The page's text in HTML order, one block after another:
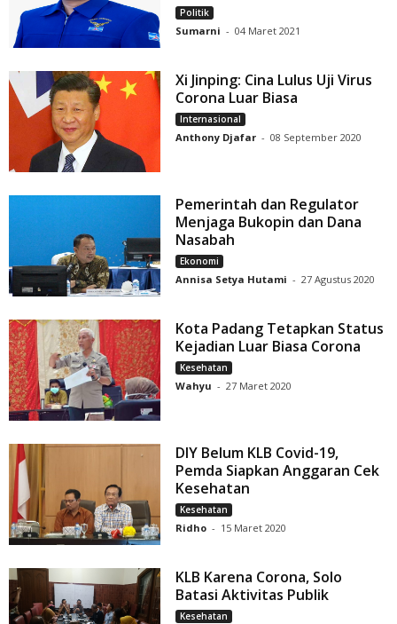
Politik
Sumarni - 04 Maret 2021
Xi Jinping: Cina Lulus Uji Virus
Corona Luar Biasa
Internasional
Anthony Djafar - 08 September 2020
Pemerintah dan Regulator
Menjaga Bukopin dan Dana
Nasabah
Ekonomi
Annisa Setya Hutami - 27 Agustus 2020
Kota Padang Tetapkan Status
Kejadian Luar Biasa Corona
Kesehatan
Wahyu - 27 Maret 2020
DIY Belum KLB Covid-19,
Pemda Siapkan Anggaran Cek
Kesehatan
Kesehatan
Ridho - 15 Maret 2020
KLB Karena Corona, Solo
Batasi Aktivitas Publik
Kesehatan